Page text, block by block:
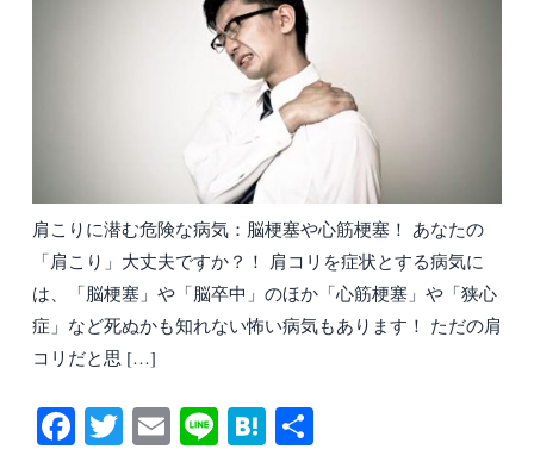
肩こりに潜む危険な病気：脳梗塞や心筋梗塞！ あなたの
「肩こり」大丈夫ですか？！ 肩コリを症状とする病気に
は、「脳梗塞」や「脳卒中」のほか「心筋梗塞」や「狭心
症」など死ぬかも知れない怖い病気もあります！ ただの肩
コリだと思 […]
Fa T E Li H